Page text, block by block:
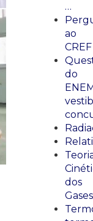
…
ao
CREF
do
dos
Gases